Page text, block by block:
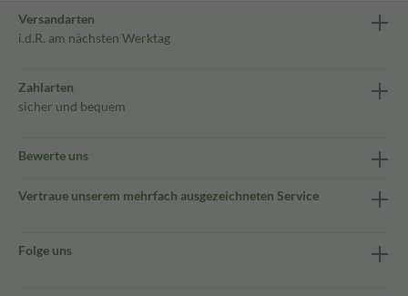
Versandarten
i.d.R. am nächsten Werktag
Zahlarten
sicher und bequem
Bewerte uns
Vertraue unserem mehrfach ausgezeichneten Service
Folge uns